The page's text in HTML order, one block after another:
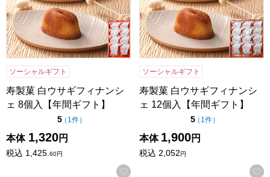
ソーシャルギフト
寿製菓 白ウサギフィナンシ
ェ 8個入【年間ギフト】
5点（5点満点中）
（ 1件の評価
）
本体 1,320円
税込 1,425.60円
お気に入りに登録する
ソーシャルギフト
寿製菓 白ウサギフィナンシ
ェ 12個入【年間ギフト】
5点（5点満点中）
（ 1件の評価
）
本体 1,900円
税込 2,052円